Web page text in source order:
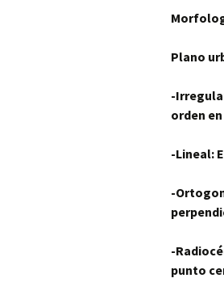
Plano
-
orden
-Lineal:
-
-
punto